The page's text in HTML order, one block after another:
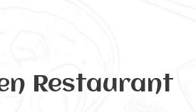
Restaurant